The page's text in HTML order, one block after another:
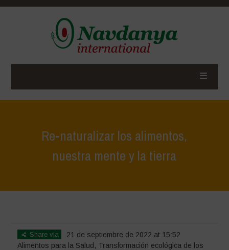
Re-naturalizar los alimentos,
nuestra mente y la tierra
Share via
21 de septiembre de 2022 at 15:52
Alimentos para la Salud , Transformación ecológica de los